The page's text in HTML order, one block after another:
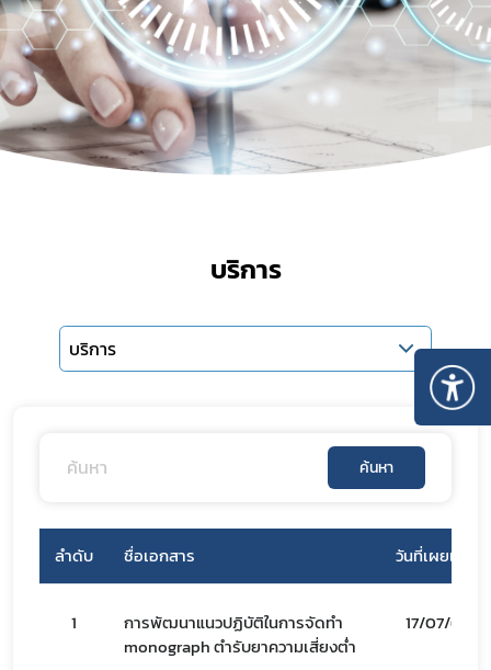
บริการ
บริการ
ค้นหา
ลำดับ ชื่อเอกสาร วันที่เผยแพร่
1
การพัฒนาแนวปฏิบัติในการจัดทำ
monograph ตำรับยาความเสี่ยงต่ำ
17/07/69